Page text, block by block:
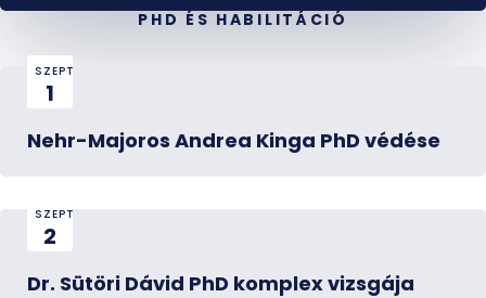
PHD ÉS HABILITÁCIÓ
SZEPT
1
Nehr-Majoros Andrea Kinga PhD védése
SZEPT
2
Dr. Sütöri Dávid PhD komplex vizsgája